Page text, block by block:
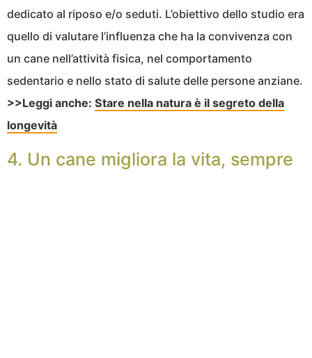
dedicato al riposo e/o seduti. L’obiettivo dello studio era
quello di valutare l’influenza che ha la convivenza con
un cane nell’attività fisica, nel comportamento
sedentario e nello stato di salute delle persone anziane.
>>Leggi anche: Stare nella natura è il segreto della
longevità
4. Un cane migliora la vita, sempre